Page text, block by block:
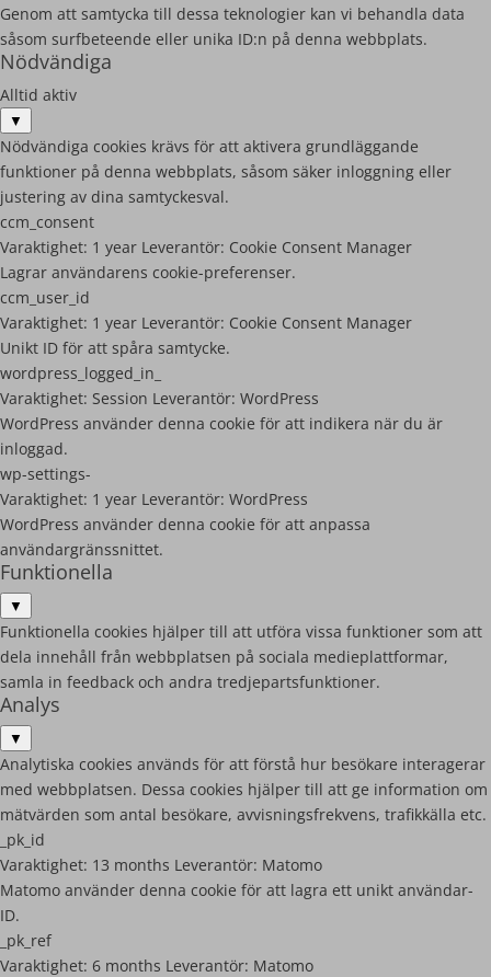
Genom att samtycka till dessa teknologier kan vi behandla data
såsom surfbeteende eller unika ID:n på denna webbplats.
Nödvändiga
Alltid aktiv
▼
Nödvändiga cookies krävs för att aktivera grundläggande
funktioner på denna webbplats, såsom säker inloggning eller
justering av dina samtyckesval.
ccm_consent
Varaktighet: 1 year Leverantör: Cookie Consent Manager
Lagrar användarens cookie-preferenser.
ccm_user_id
Varaktighet: 1 year Leverantör: Cookie Consent Manager
Unikt ID för att spåra samtycke.
wordpress_logged_in_
Varaktighet: Session Leverantör: WordPress
WordPress använder denna cookie för att indikera när du är
inloggad.
wp-settings-
Varaktighet: 1 year Leverantör: WordPress
WordPress använder denna cookie för att anpassa
användargränssnittet.
Funktionella
▼
Funktionella cookies hjälper till att utföra vissa funktioner som att
dela innehåll från webbplatsen på sociala medieplattformar,
samla in feedback och andra tredjepartsfunktioner.
Analys
▼
Analytiska cookies används för att förstå hur besökare interagerar
med webbplatsen. Dessa cookies hjälper till att ge information om
mätvärden som antal besökare, avvisningsfrekvens, trafikkälla etc.
_pk_id
Varaktighet: 13 months Leverantör: Matomo
Matomo använder denna cookie för att lagra ett unikt användar-
ID.
_pk_ref
Varaktighet: 6 months Leverantör: Matomo